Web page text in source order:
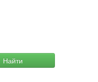
Найти